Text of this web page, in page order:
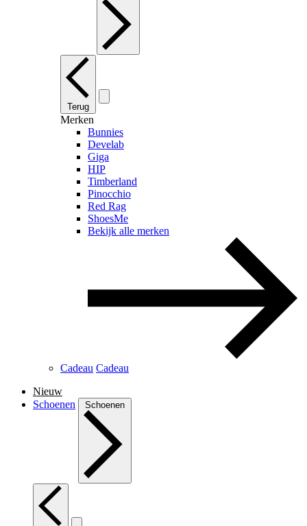
Terug
Merken
Bunnies
Develab
Giga
HIP
Timberland
Pinocchio
Red Rag
ShoesMe
Bekijk alle merken
Cadeau Cadeau
Nieuw
Schoenen
Schoenen